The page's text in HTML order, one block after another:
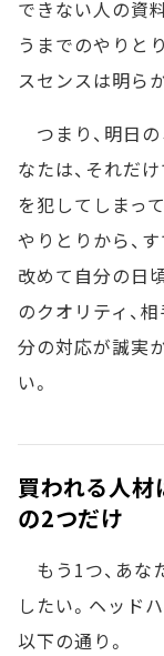
できない人の資
うまでのやりと
スセンスは明ら
つまり、明日
なたは、それだ
を犯してしまっ
やりとりから、
改めて自分の日
のクオリティ、
分の対応が誠実
い。
買われる人材
の2つだけ
もう1つ、あな
したい。ヘッド
以下の通り。